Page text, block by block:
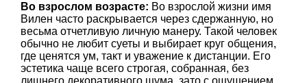
Во взрослом возрасте: Во взрослой жизни имя
Вилен часто раскрывается через сдержанную, но
весьма отчетливую личную манеру. Такой человек
обычно не любит суеты и выбирает круг общения,
где ценятся ум, такт и уважение к дистанции. Его
эстетика чаще всего строгая, собранная, без
лишнего декоративного шума, зато с ощущением